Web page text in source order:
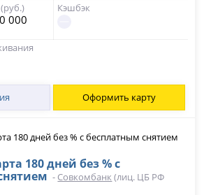
000
Кэшбэк
Оформить карту
180 дней без % с
- Совкомбанк (лиц. ЦБ РФ